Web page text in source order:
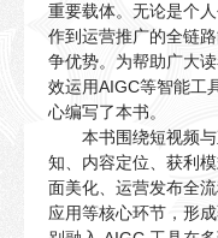
重要载体。无论是个
作到运营推广的全链
争优势。为帮助广大
效运用AIGC等智能工
心编写了本书。
本书围绕短视频
知、内容定位、获利
面美化、运营发布全
应用等核心环节，形